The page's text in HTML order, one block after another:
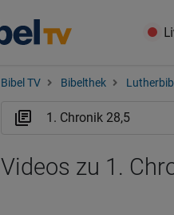
Bibel TV Bibelthek
Videos zu 1.